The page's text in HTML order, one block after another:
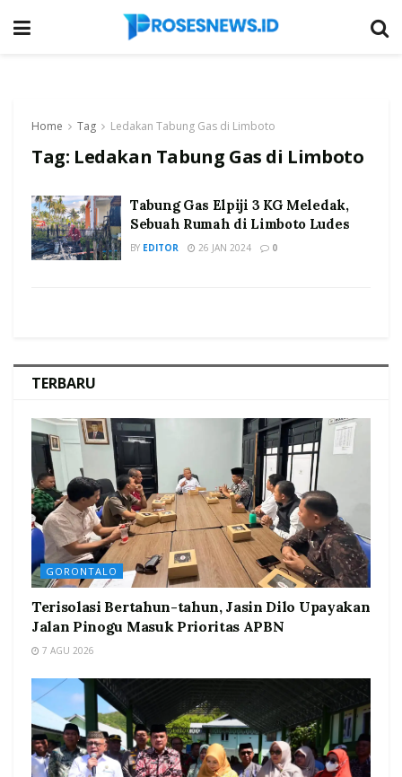
Home Tag Ledakan Tabung Gas di Limboto
Tag: Ledakan Tabung Gas di Limboto
Tabung Gas Elpiji 3 KG Meledak,
Sebuah Rumah di Limboto Ludes
BY EDITOR 26 JAN 2024 0
TERBARU
GORONTALO
Terisolasi Bertahun-tahun, Jasin Dilo Upayakan
Jalan Pinogu Masuk Prioritas APBN
7 AGU 2026